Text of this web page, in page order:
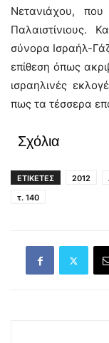
Νετανιάχου,
Παλαιστίνιους.
σύνορα Ισραήλ-
επίθεση όπως
ισραηλινές
πως τα τέσσερα
Σχόλια
ΕΤΙΚΕΤΕΣ 2012
τ. 140